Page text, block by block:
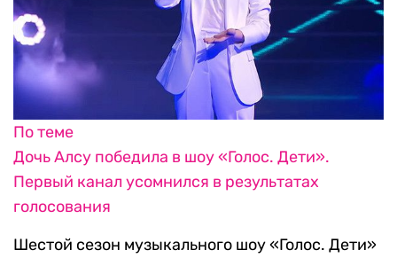
По теме
Дочь Алсу победила в шоу «Голос. Дети».
Первый канал усомнился в результатах
голосования
Шестой сезон музыкального шоу «Голос. Дети»